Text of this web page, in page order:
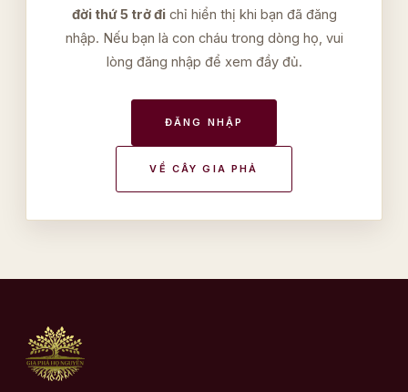
đời thứ 5 trở đichỉ hiển thị khi bạn đã đăng
nhập. Nếu bạn là con cháu trong dòng họ, vui
lòng đăng nhập để xem đầy đủ.
ĐĂNG NHẬP
VỀ CÂY GIA PHẢ